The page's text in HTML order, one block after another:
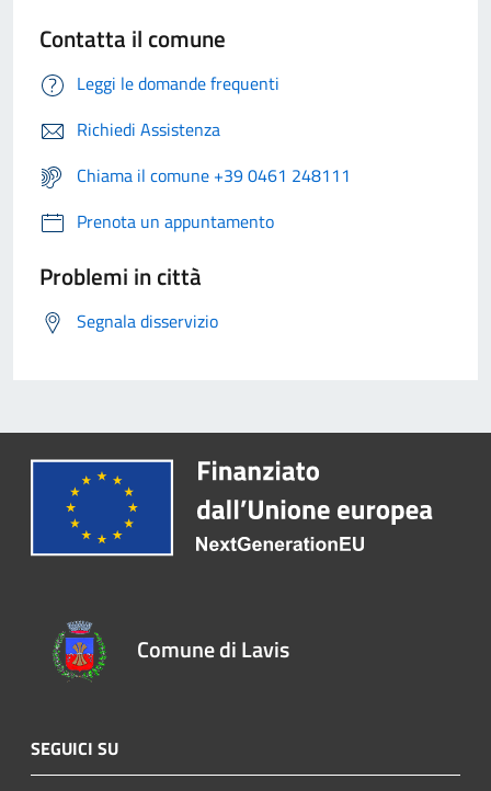
Contatta il comune
Leggi le domande frequenti
Richiedi Assistenza
Chiama il comune +39 0461 248111
Prenota un appuntamento
Problemi in città
Segnala disservizio
Comune di Lavis
SEGUICI SU